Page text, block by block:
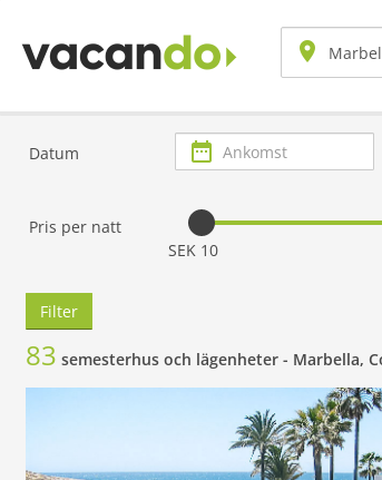
Datum Ankomst
Pris per natt
SEK 10
Filter
83 semesterhus och lägenheter - Marbella,